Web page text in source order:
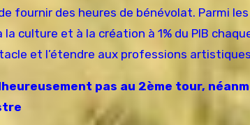
fournir des heures de bénévolat. Parmi
culture et à la création à 1% du PIB
et l’étendre aux professions
pas au 2ème tour,